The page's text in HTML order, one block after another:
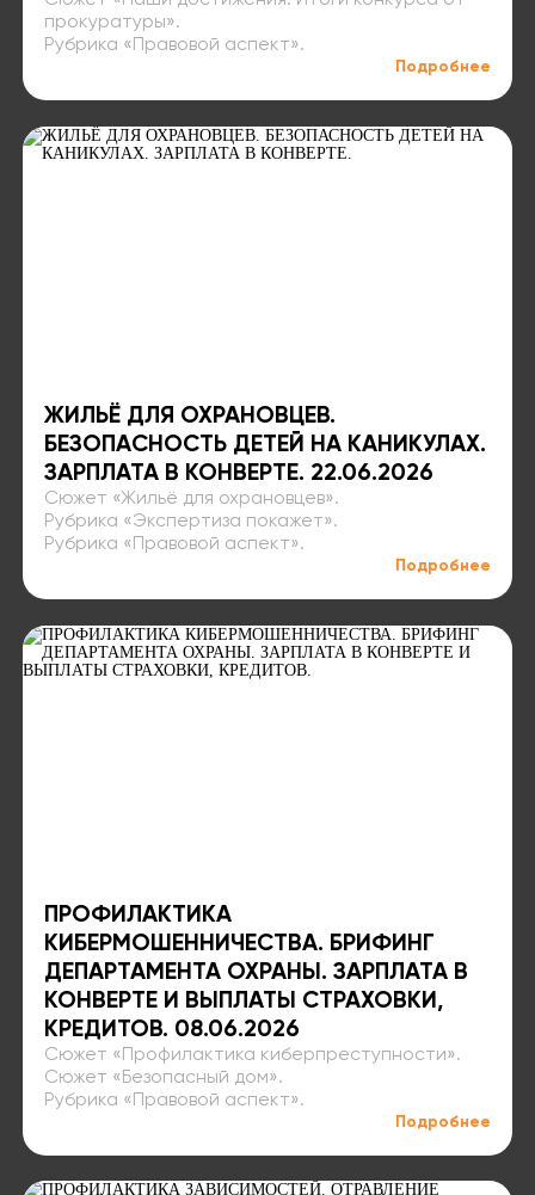
прокуратуры».
Рубрика «Правовой аспект»⁣⁣.
Подробнее
ЖИЛЬЁ ДЛЯ ОХРАНОВЦЕВ.
БЕЗОПАСНОСТЬ ДЕТЕЙ НА КАНИКУЛАХ.
ЗАРПЛАТА В КОНВЕРТЕ.⁣⁣ 22.06.2026
Сюжет «Жильё для охрановцев»⁣⁣.
Рубрика «Экспертиза покажет»⁣⁣.
Рубрика «Правовой аспект»⁣⁣.
Подробнее
ПРОФИЛАКТИКА
КИБЕРМОШЕННИЧЕСТВА. БРИФИНГ
ДЕПАРТАМЕНТА ОХРАНЫ. ЗАРПЛАТА В
КОНВЕРТЕ И ВЫПЛАТЫ СТРАХОВКИ,
КРЕДИТОВ.⁣⁣ 08.06.2026
Сюжет «Профилактика киберпреступности»⁣⁣.
Сюжет «Безопасный дом»⁣⁣.
Рубрика «Правовой аспект»⁣⁣.
Подробнее